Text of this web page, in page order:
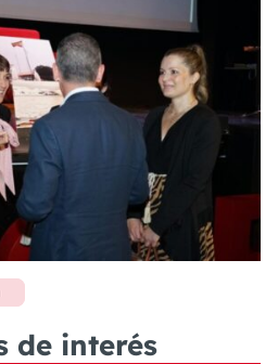
de interés